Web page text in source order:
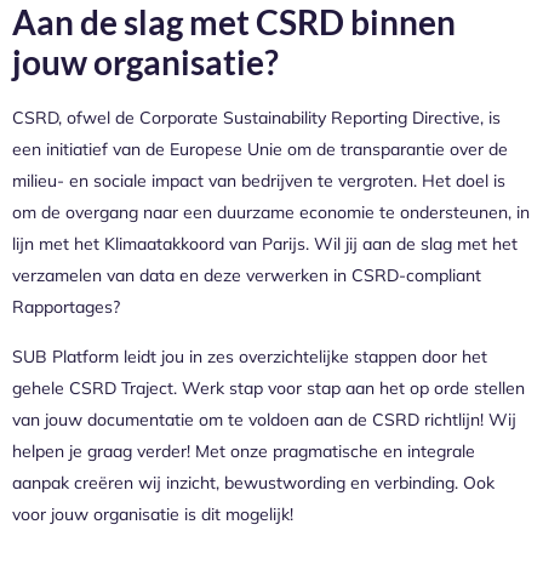
Aan de slag met CSRD binnen
jouw organisatie?
CSRD, ofwel de Corporate Sustainability Reporting Directive, is
een initiatief van de Europese Unie om de transparantie over de
milieu- en sociale impact van bedrijven te vergroten. Het doel is
om de overgang naar een duurzame economie te ondersteunen, in
lijn met het Klimaatakkoord van Parijs. Wil jij aan de slag met het
verzamelen van data en deze verwerken in CSRD-compliant
Rapportages?
SUB Platform leidt jou in zes overzichtelijke stappen door het
gehele CSRD Traject. Werk stap voor stap aan het op orde stellen
van jouw documentatie om te voldoen aan de CSRD richtlijn! Wij
helpen je graag verder! Met onze pragmatische en integrale
aanpak creëren wij inzicht, bewustwording en verbinding. Ook
voor jouw organisatie is dit mogelijk!